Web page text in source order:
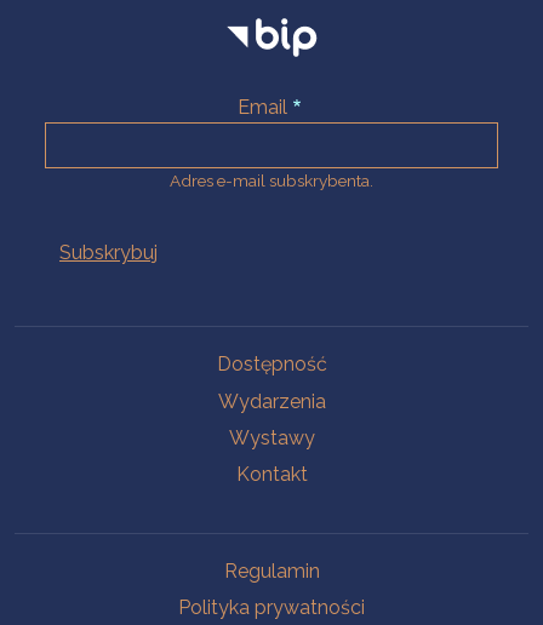
Email
Adres e-mail subskrybenta.
Dostępność
Wydarzenia
Wystawy
Kontakt
Regulamin
Polityka prywatności